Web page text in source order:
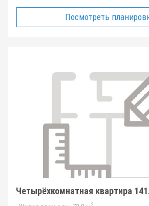
Посмотреть
Четырёхкомнатная квартира